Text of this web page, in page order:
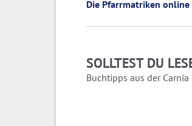
Die Pfarrmatriken online
SOLLTEST DU
Buchtipps aus der